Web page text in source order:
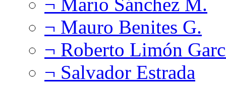
¬ Mauro Benites G.
¬ Roberto Limón
¬ Salvador Estrada